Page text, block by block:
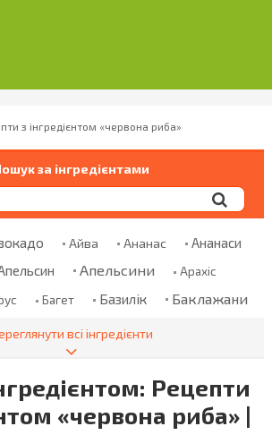
з інгредієнтом «червона риба»
за інгредієнтами
Айва Ананас Ананаси
Апельсини
Арахіс
Багет Базилік Баклажани
Баранина Безглютенове Борошно
Болгарський Перець
Бринза Броколи Броколі
Капуста Булгур Булка
всі інгредієнти
Рецепти
«червона риба» |